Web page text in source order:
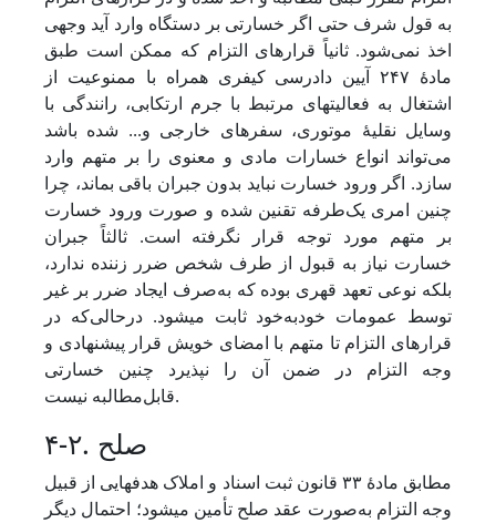
به قول شرف حتی اگر خسارتی بر دستگاه وارد آید وجهی
اخذ نمی‌‌‌‌‌‌‌شود. ثانیاً قرارهای التزام که ممکن است طبق
مادۀ ۲۴۷ آیین دادرسی کیفری همراه با ممنوعیت از
اشتغال به فعالیت‏های مرتبط با جرم ارتکابی، رانندگی با
وسایل نقلیۀ موتوری، سفرهای خارجی و... شده باشد
می‌تواند انواع خسارات مادی و معنوی را بر متهم وارد
سازد. اگر ورود خسارت نباید بدون جبران باقی بماند، چرا
چنین امری یک‌طرفه تقنین شده و صورت ورود خسارت
بر متهم مورد توجه قرار نگرفته است. ثالثاً جبران
خسارت نیاز به قبول از طرف شخص ضرر زننده ندارد،
بلکه نوعی تعهد قهری بوده که به‌صرف ایجاد ضرر بر غیر
توسط عمومات خودبه‌خود ثابت می‏شود. درحالی‌که در
قرارهای التزام تا متهم با امضای خویش قرار پیشنهادی و
وجه التزام در ضمن آن را نپذیرد چنین خسارتی
قابل‌مطالبه نیست.
۴-۲. صلح
مطابق مادۀ ۳۳ قانون ثبت اسناد و املاک هدف‏هایی از قبیل
وجه التزام به‌صورت عقد صلح تأمین می‏شود؛ احتمال دیگر